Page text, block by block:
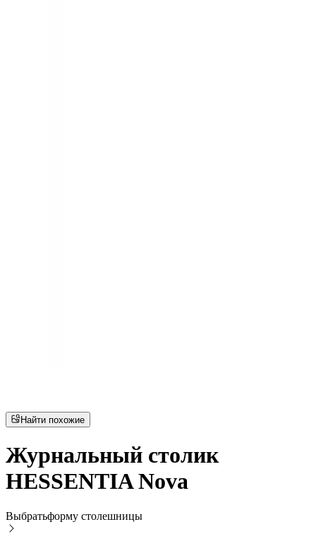
Найти похожие
Журнальный столик
HESSENTIA Nova
Выбратьформу столешницы